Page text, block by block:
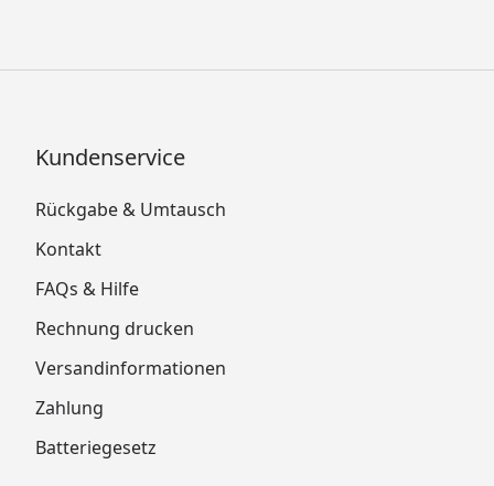
Kundenservice
Rückgabe & Umtausch
Kontakt
FAQs & Hilfe
Rechnung drucken
Versandinformationen
Zahlung
Batteriegesetz